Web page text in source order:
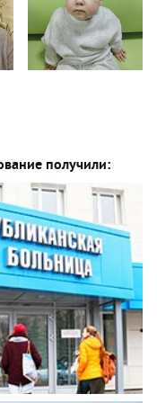
получили: